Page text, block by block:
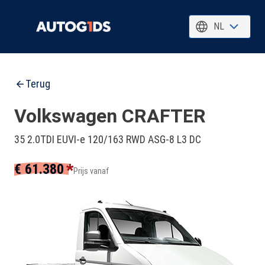
NL
Terug
Volkswagen CRAFTER
35 2.0TDI EUVI-e 120/163 RWD ASG-8 L3 DC
€ 61.380*Prijs vanaf